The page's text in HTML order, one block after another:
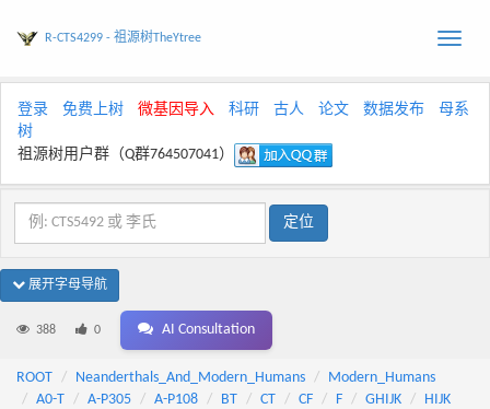
Toggle
R-CTS4299 - 祖源树TheYtree
登录 免费上树 微基因导入 科研 古人 论文 数据发布
母系
树
祖源树用户群（Q群764507041）
展开字母导航
388 0 AI Consultation
ROOT Neanderthals_And_Modern_Humans
Modern_Humans
A0-T
A-P305 A-P108 BT CT CF F GHIJK
HIJK